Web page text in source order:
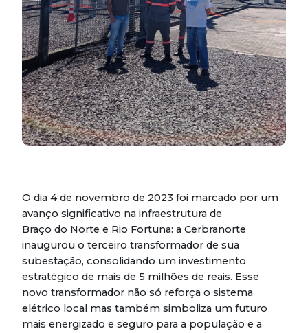
O dia 4 de novembro de 2023 foi marcado por um
avanço significativo na infraestrutura de
Braço do Norte e Rio Fortuna: a Cerbranorte
inaugurou o terceiro transformador de sua
subestação, consolidando um investimento
estratégico de mais de 5 milhões de reais. Esse
novo transformador não só reforça o sistema
elétrico local mas também simboliza um futuro
mais energizado e seguro para a população e a